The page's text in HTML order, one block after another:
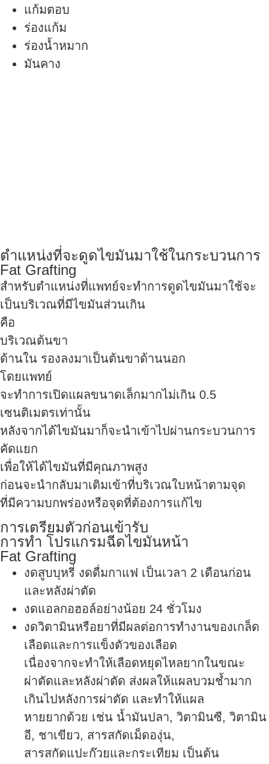
แก้มตอบ
ร่องแก้ม
ร่องน้ำหมาก
มันคาง
ตำแหน่งที่จะดูดไขมันมาใช้ในกระบวนการ
Fat Grafting
สำหรับตำแหน่งที่แพทย์จะทำการดูดไขมันมาใช้จะ
เป็นบริเวณที่มีไขมันส่วนเกิน
คือ
บริเวณต้นขา
ด้านใน รองลงมาเป็นต้นขาด้านนอก
โดยแพทย์
จะทำการเปิดแผลขนาดเล็กมากไม่เกิน 0.5
เซนติเมตรเท่านั้น
หลังจากได้ไขมันมาก็จะนำเข้าไปผ่านกระบวนการ
คัดแยก
เพื่อให้ได้ไขมันที่มีคุณภาพสูง
ก่อนจะนำกลับมาเติมเข้าที่บริเวณใบหน้าตามจุด
ที่มีความบกพร่องหรือจุดที่ต้องการแก้ไข
การเตรียมตัวก่อนเข้ารับ
การทำ โปรแกรมฉีดไขมันหน้า
Fat Grafting
งดสูบบุหรี่ งดดื่มกาแฟ เป็นเวลา 2 เดือนก่อน
และหลังผ่าตัด
งดแอลกอฮอล์อย่างน้อย 24 ชั่วโมง
งดวิตามินหรือยาที่มีผลต่อการทำงานของเกล็ด
เลือดและการแข็งตัวของเลือด
เนื่องจากจะทำให้เลือดหยุดไหลยากในขณะ
ผ่าตัดและหลังผ่าตัด ส่งผลให้แผลบวมช้ำมาก
เกินไปหลังการผ่าตัด และทำให้แผล
หายยากด้วย เช่น น้ำมันปลา, วิตามินซี, วิตามิน
อี, ชาเขียว, สารสกัดเม็ดองุ่น,
สารสกัดแปะก๊วยและกระเทียม เป็นต้น